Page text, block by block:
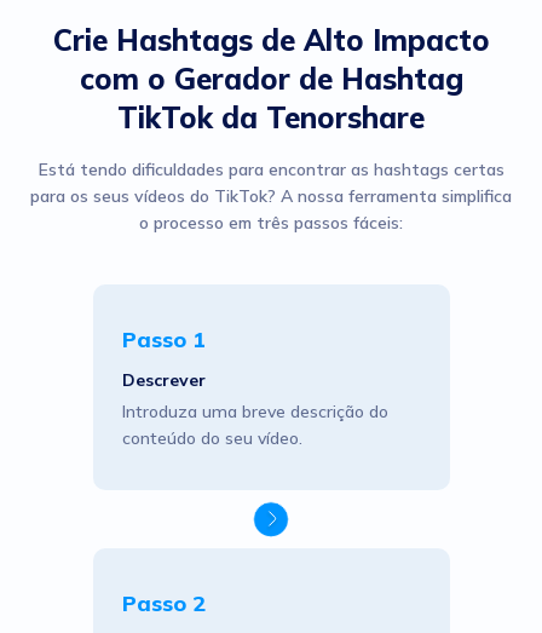
Crie Hashtags de Alto Impacto
com o Gerador de Hashtag
TikTok da Tenorshare
Está tendo dificuldades para encontrar as hashtags certas
para os seus vídeos do TikTok? A nossa ferramenta simplifica
o processo em três passos fáceis:
Passo 1
Descrever
Introduza uma breve descrição do
conteúdo do seu vídeo.
Passo 2